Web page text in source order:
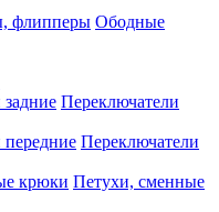
Ободные
Переключатели
Переключатели
Петухи, сменные